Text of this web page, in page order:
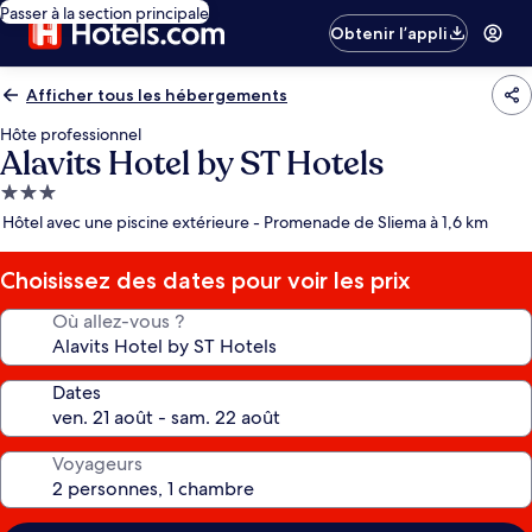
Passer à la section principale
Obtenir l’appli
Afficher tous les hébergements
Hôte professionnel
Alavits Hotel by ST Hotels
Hébergement
3.0 étoiles
Hôtel avec une piscine extérieure - Promenade de Sliema à 1,6 km
Choisissez des dates pour voir les prix
Où allez-vous ?
Dates
Voyageurs